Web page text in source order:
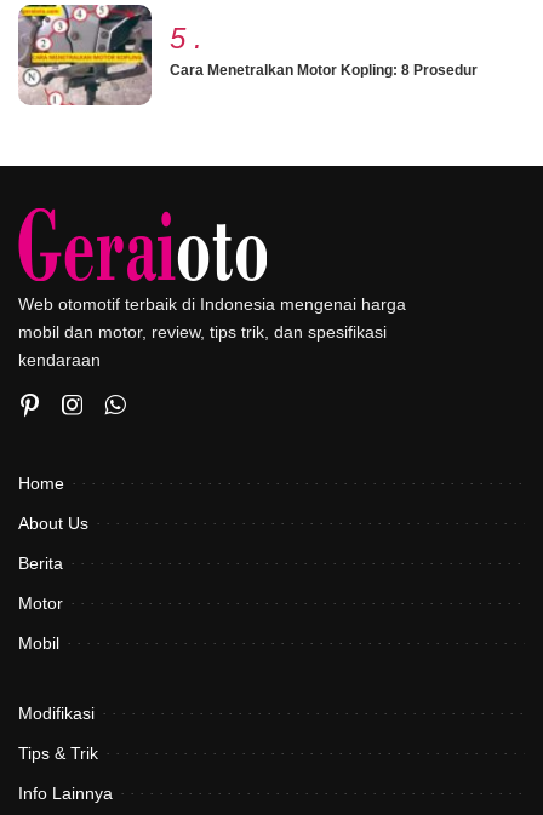
5 .
Cara Menetralkan Motor Kopling: 8 Prosedur
Web otomotif terbaik di Indonesia mengenai harga
mobil dan motor, review, tips trik, dan spesifikasi
kendaraan
Home
About Us
Berita
Motor
Mobil
Modifikasi
Tips & Trik
Info Lainnya